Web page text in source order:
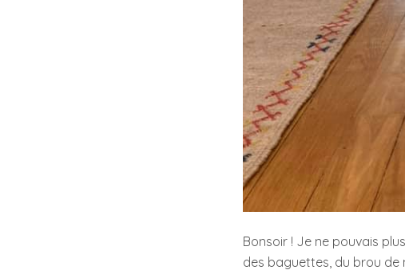
Bonsoir ! Je ne pouvais
des baguettes, du brou